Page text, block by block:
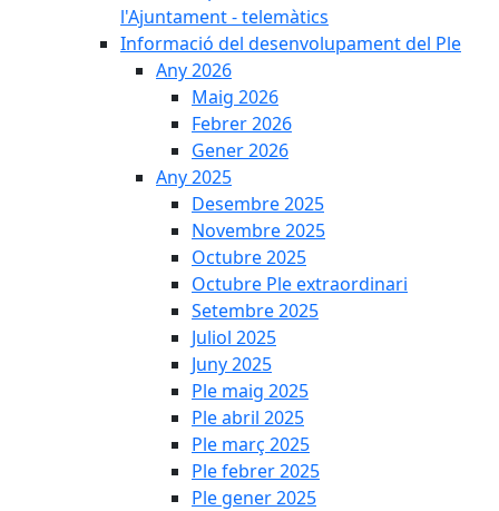
l'Ajuntament - telemàtics
Informació del desenvolupament del Ple
Any 2026
Maig 2026
Febrer 2026
Gener 2026
Any 2025
Desembre 2025
Novembre 2025
Octubre 2025
Octubre Ple extraordinari
Setembre 2025
Juliol 2025
Juny 2025
Ple maig 2025
Ple abril 2025
Ple març 2025
Ple febrer 2025
Ple gener 2025